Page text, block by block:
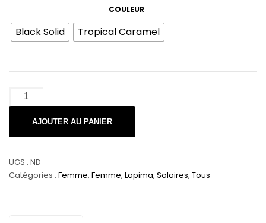
COULEUR
Black Solid Tropical Caramel
quantité
de
LapimaAJOUTER AU PANIER
UGS : ND
Catégories : Femme, Femme, Lapima, Solaires, Tous